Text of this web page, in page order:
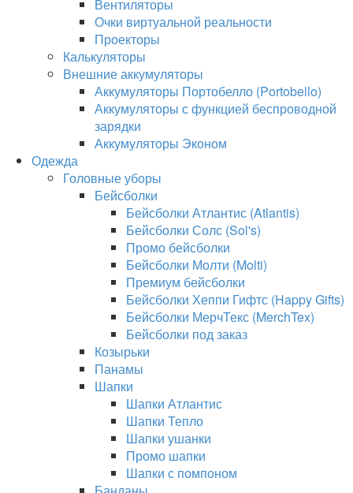
Вентиляторы
Очки виртуальной реальности
Проекторы
Калькуляторы
Внешние аккумуляторы
Аккумуляторы Портобелло (Portobello)
Аккумуляторы с функцией беспроводной
зарядки
Аккумуляторы Эконом
Одежда
Головные уборы
Бейсболки
Бейсболки Атлантис (Atlantis)
Бейсболки Солс (Sol's)
Промо бейсболки
Бейсболки Молти (Molti)
Премиум бейсболки
Бейсболки Хеппи Гифтс (Happy Gifts)
Бейсболки МерчТекс (MerchTex)
Бейсболки под заказ
Козырьки
Панамы
Шапки
Шапки Атлантис
Шапки Тепло
Шапки ушанки
Промо шапки
Шапки с помпоном